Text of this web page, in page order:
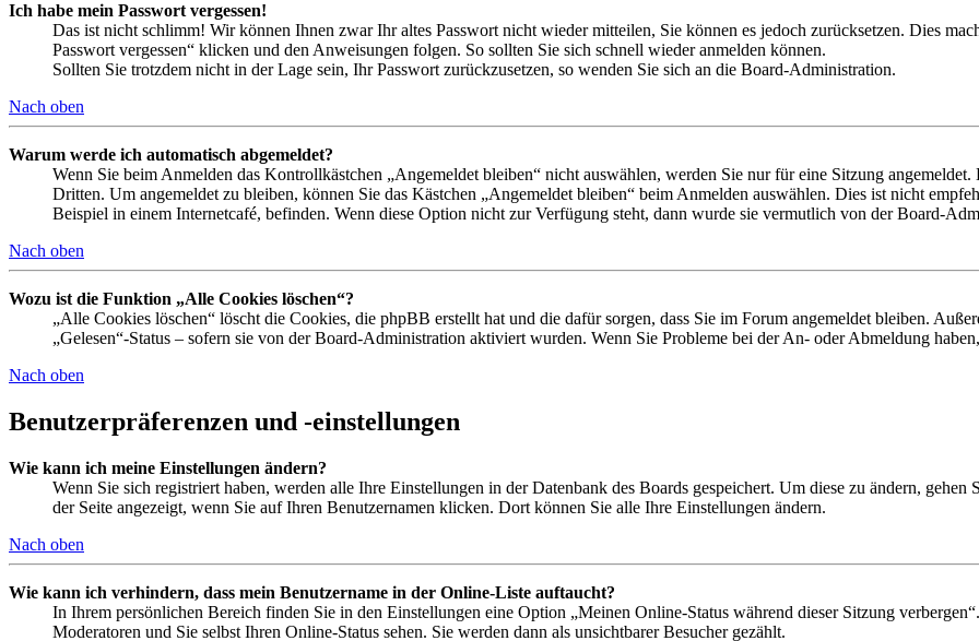
Ich habe mein Passwort vergessen!
Das ist nicht schlimm! Wir können Ihnen zwar Ihr altes Passwort nicht wieder mitteilen, Sie können es jedoch zurücksetzen. Dies
Passwort vergessen“ klicken und den Anweisungen folgen. So sollten Sie sich schnell wieder anmelden können.
Sollten Sie trotzdem nicht in der Lage sein, Ihr Passwort zurückzusetzen, so wenden Sie sich an die Board-Administration.
Nach oben
Warum werde ich automatisch abgemeldet?
Wenn Sie beim Anmelden das Kontrollkästchen „Angemeldet bleiben“ nicht auswählen, werden Sie nur für eine Sitzung
Dritten. Um angemeldet zu bleiben, können Sie das Kästchen „Angemeldet bleiben“ beim Anmelden auswählen. Dies ist nicht
Beispiel in einem Internetcafé, befinden. Wenn diese Option nicht zur Verfügung steht, dann wurde sie vermutlich von der Board-
Nach oben
Wozu ist die Funktion „Alle Cookies löschen“?
„Alle Cookies löschen“ löscht die Cookies, die phpBB erstellt hat und die dafür sorgen, dass Sie im Forum angemeldet bleiben.
„Gelesen“-Status – sofern sie von der Board-Administration aktiviert wurden. Wenn Sie Probleme bei der An- oder Abmeldung
Nach oben
Benutzerpräferenzen und -einstellungen
Wie kann ich meine Einstellungen ändern?
Wenn Sie sich registriert haben, werden alle Ihre Einstellungen in der Datenbank des Boards gespeichert. Um diese zu ändern,
der Seite angezeigt, wenn Sie auf Ihren Benutzernamen klicken. Dort können Sie alle Ihre Einstellungen ändern.
Nach oben
Wie kann ich verhindern, dass mein Benutzername in der Online-Liste auftaucht?
In Ihrem persönlichen Bereich finden Sie in den Einstellungen eine Option „Meinen Online-Status während dieser Sitzung
Moderatoren und Sie selbst Ihren Online-Status sehen. Sie werden dann als unsichtbarer Besucher gezählt.